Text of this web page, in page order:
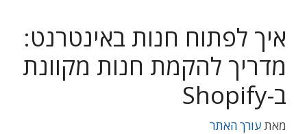
איך לפתוח חנות באינטרנט:
מדריך להקמת חנות מקוונת
ב-Shopify
מאת עורך האתר